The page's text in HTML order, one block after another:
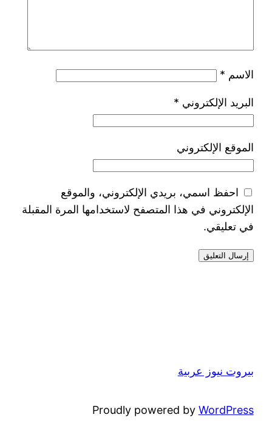
الاسم *
البريد الإلكتروني *
الموقع الإلكتروني
احفظ اسمي، بريدي الإلكتروني، والموقع
الإلكتروني في هذا المتصفح لاستخدامها المرة المقبلة
في تعليقي.
بيروت نيوز عربية
Proudly powered by WordPress